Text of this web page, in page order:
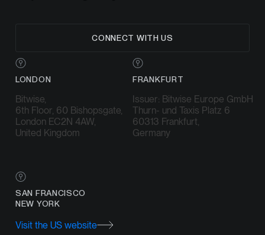
CONNECT WITH US
LONDON
Bitwise,
6th Floor, 60 Bishopsgate,
London EC2N 4AW,
United Kingdom
FRANKFURT
Issuer: Bitwise Europe GmbH
Thurn- und Taxis Platz 6
60313 Frankfurt,
Germany
SAN FRANCISCO
NEW YORK
Visit the US website